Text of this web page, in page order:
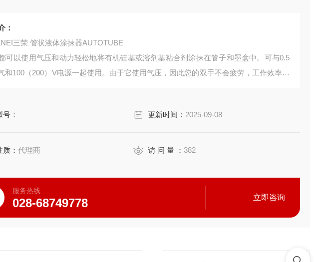
：
三荣 管状液体涂抹器AUTOTUBE
可以使用气压和动力轻松地将有机硅基或溶剂基粘合剂涂抹在管子和墨盒中。可与0.5
和100（200）V电源一起使用。由于它使用气压，因此您的双手不会疲劳，工作效率也
0.25mm喷嘴可实现高精度喷涂
被挤出而不浪费，因此可以显着降低成本。
： 更新时间： 2025-09-08
质：代理商 访 问 量 ：382
服务热线
028-68749778 立即咨询